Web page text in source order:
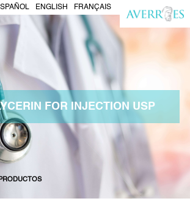
ENGLISH FRANÇAIS
FOR INJECTION USP